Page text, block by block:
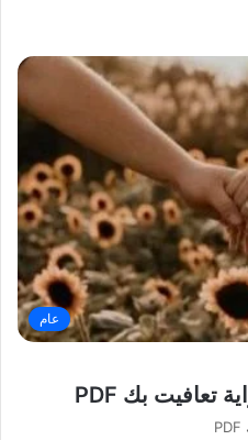
عام